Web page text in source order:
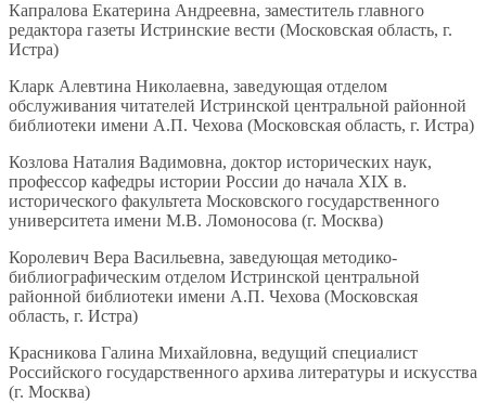
Капралова Екатерина Андреевна, заместитель главного
редактора газеты Истринские вести (Московская область, г.
Истра)
Кларк Алевтина Николаевна, заведующая отделом
обслуживания читателей Истринской центральной районной
библиотеки имени А.П. Чехова (Московская область, г. Истра)
Козлова Наталия Вадимовна, доктор исторических наук,
профессор кафедры истории России до начала XIX в.
исторического факультета Московского государственного
университета имени М.В. Ломоносова (г. Москва)
Королевич Вера Васильевна, заведующая методико-
библиографическим отделом Истринской центральной
районной библиотеки имени А.П. Чехова (Московская
область, г. Истра)
Красникова Галина Михайловна, ведущий специалист
Российского государственного архива литературы и искусства
(г. Москва)